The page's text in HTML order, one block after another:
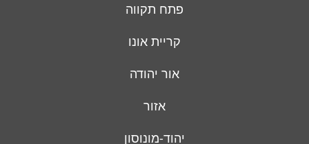
פתח תקווה
קריית אונו
אור יהודה
אזור
יהוד-מונוסון